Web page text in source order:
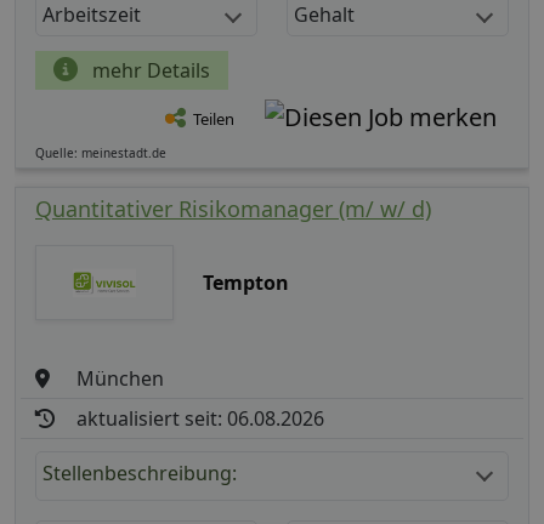
Arbeitszeit Gehalt
mehr Details
Teilen
Quelle: meinestadt.de
Quantitativer Risikomanager (m/ w/ d)
Tempton
München
aktualisiert seit: 06.08.2026
Stellenbeschreibung: